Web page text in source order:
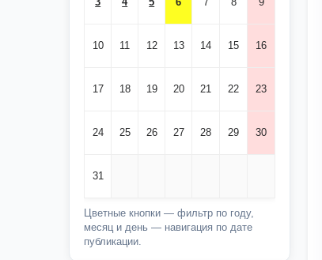
10 11 12 13 14 15 16
17 18 19 20 21 22 23
24 25 26 27 28 29 30
31
Цветные кнопки — фильтр по году,
месяц и день — навигация по дате
публикации.